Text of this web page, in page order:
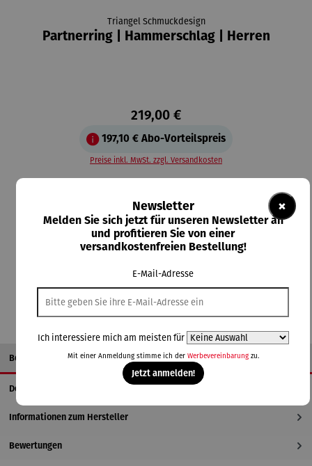
Triangel Schmuckdesign
Partnerring | Hammerschlag | Herren
219,00 €
197,10 € Abo-Vorteilspreis
Preise inkl. MwSt. zzgl. Versandkosten
Ringweiteauswählen
56 58 60 62 64 66
In den Warenkorb
Beschreibung
Details
Informationen zum Hersteller
Bewertungen
×
Newsletter
Melden Sie sich jetzt für unseren Newsletter an
und profitieren Sie von einer
versandkostenfreien Bestellung!
E-Mail-Adresse
Ich interessiere mich am meisten für
Mit einer Anmeldung stimme ich der Werbevereinbarungzu.
Jetzt anmelden!